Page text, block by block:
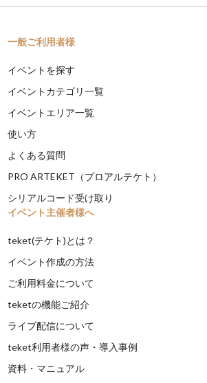
一般ご利用者様
イベントを探す
イベントカテゴリ一覧
イベントエリア一覧
使い方
よくある質問
PRO ARTEKET（プロアルテケト）
シリアルコード受け取り
イベント主催者様へ
teket(テケト)とは？
イベント作成の方法
ご利用料金について
teketの機能ご紹介
ライブ配信について
teket利用者様の声・導入事例
資料・マニュアル